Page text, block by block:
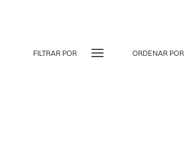
FILTRAR POR ORDENAR POR